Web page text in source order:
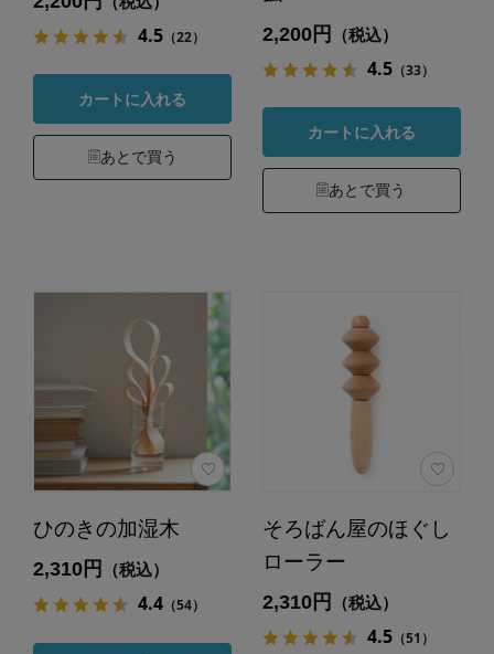
4.5（22）
カートに入れる
あとで買う
2,200円 （税込）
4.5（33）
カートに入れる
あとで買う
ひのきの加湿木
2,310円 （税込）
4.4（54）
そろばん屋のほぐし
ローラー
2,310円 （税込）
4.5（51）